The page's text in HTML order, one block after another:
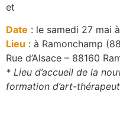
et
Date : le samedi 27 mai
Lieu : à Ramonchamp
Rue d’Alsace – 88160
* Lieu d’accueil de la
formation d’art-